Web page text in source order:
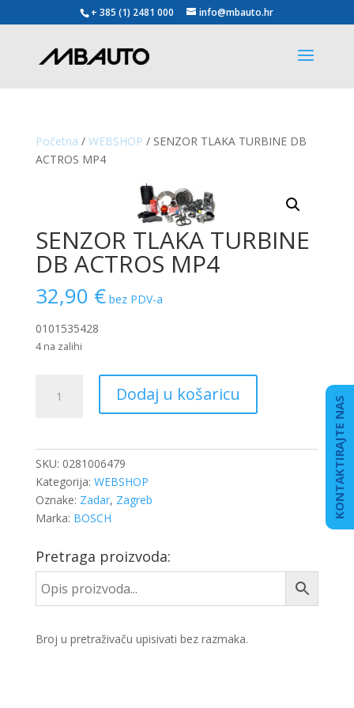
+ 385 (1) 2481 000 info@mbauto.hr
Početna / WEBSHOP / SENZOR TLAKA TURBINE DB
ACTROS MP4
SENZOR TLAKA TURBINE
DB ACTROS MP4
32,90 € bez PDV-a
0101535428
4 na zalihi
TLAKA
količina
Dodaj u košaricu
SKU: 0281006479
Kategorija: WEBSHOP
Oznake: Zadar, Zagreb
Marka: BOSCH
Pretraga proizvoda:
Broj u pretraživaču upisivati bez razmaka.
KONTAKTIRAJTE NAS